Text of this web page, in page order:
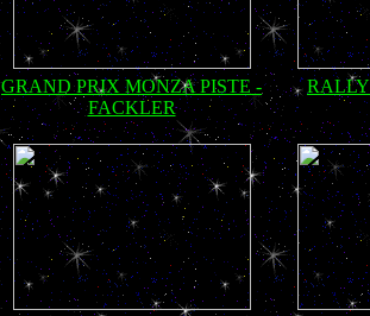
GRAND PRIX MONZA PISTE -
FACKLER